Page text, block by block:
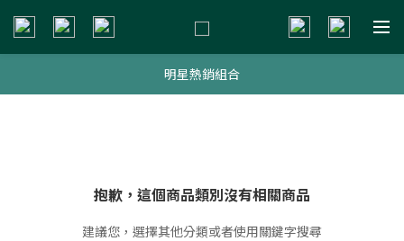
新會員贈$200購物金
新會員贈$200購物金
明星熱銷組合
抱歉，這個商品類別沒有相關商品
建議您，選擇其他分類或者使用關鍵字搜尋